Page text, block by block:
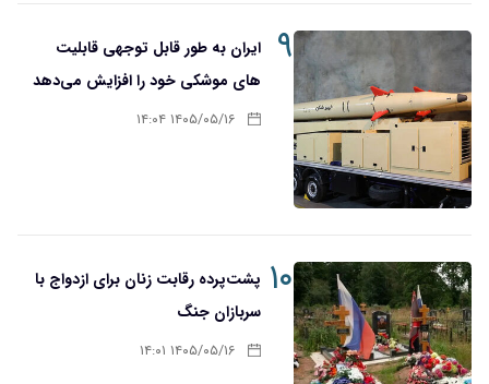
۹
ایران به طور قابل توجهی قابلیت
های موشکی خود را افزایش می‌دهد
۱۴۰۵/۰۵/۱۶ ۱۴:۰۴
۱۰ پشت‌پرده رقابت زنان برای ازدواج با
سربازان جنگ
۱۴۰۵/۰۵/۱۶ ۱۴:۰۱